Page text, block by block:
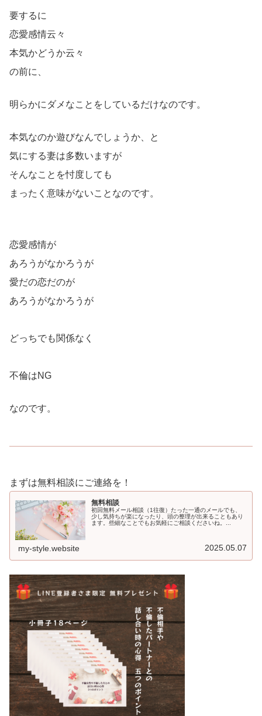
要するに
恋愛感情云々
本気かどうか云々
の前に、
明らかにダメなことをしているだけなのです。
本気なのか遊びなんでしょうか、と
気にする妻は多数いますが
そんなことを忖度しても
まったく意味がないことなのです。
恋愛感情が
あろうがなかろうが
愛だの恋だのが
あろうがなかろうが
どっちでも関係なく
不倫はNG
なのです。
まずは無料相談にご連絡を！
無料相談
初回無料メール相談（1往復）たった一通のメールでも、
少し気持ちが楽になったり、頭の整理が出来ることもあり
ます。些細なことでもお気軽にご相談くださいね。...
my-style.website 2025.05.07